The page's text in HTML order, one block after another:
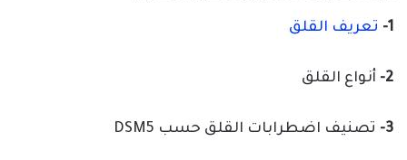
1- تعريف القلق
2- أنواع القلق
3- تصنيف اضطرابات القلق حسب DSM5